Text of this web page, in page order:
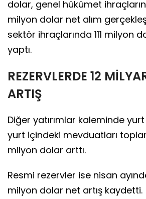
dolar, genel hükümet
milyon dolar net alım
sektör ihraçlarında 111 milyon
yaptı.
REZERVLERDE 12
ARTIŞ
Diğer yatırımlar kaleminde yurt
yurt içindeki mevduatları
milyon dolar arttı.
Resmi rezervler ise nisan
milyon dolar net artış kaydetti.